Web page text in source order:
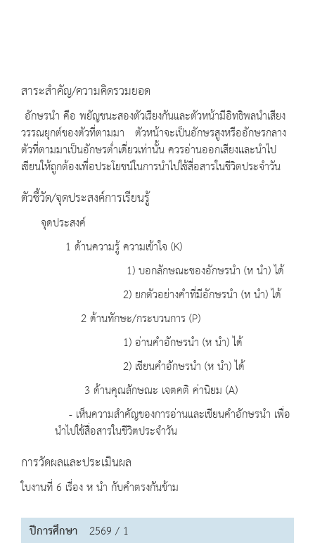
สาระสำคัญ/ความคิดรวมยอด
อักษรนำ คือ พยัญชนะสองตัวเรียงกันและตัวหน้ามีอิทธิพลนำเสียง
วรรณยุกต์ของตัวที่ตามมา ตัวหน้าจะเป็นอักษรสูงหรืออักษรกลาง
ตัวที่ตามมาเป็นอักษรต่ำเดี่ยวเท่านั้น ควรอ่านออกเสียงและนำไป
เขียนให้ถูกต้องเพื่อประโยชน์ในการนำไปใช้สื่อสารในชีวิตประจำวัน
ตัวชี้วัด/จุดประสงค์การเรียนรู้
จุดประสงค์
1 ด้านความรู้ ความเข้าใจ (K)
1) บอกลักษณะของอักษรนำ (ห นำ) ได้
2) ยกตัวอย่างคำที่มีอักษรนำ (ห นำ) ได้
2 ด้านทักษะ/กระบวนการ (P)
1) อ่านคำอักษรนำ (ห นำ) ได้
2) เขียนคำอักษรนำ (ห นำ) ได้
3 ด้านคุณลักษณะ เจตคติ ค่านิยม (A)
- เห็นความสำคัญของการอ่านและเขียนคำอักษรนำ เพื่อ
นำไปใช้สื่อสารในชีวิตประจำวัน
การวัดผลและประเมินผล
ใบงานที่ 6 เรื่อง ห นำ กับคำตรงกันข้าม
ปีการศึกษา 2569 / 1